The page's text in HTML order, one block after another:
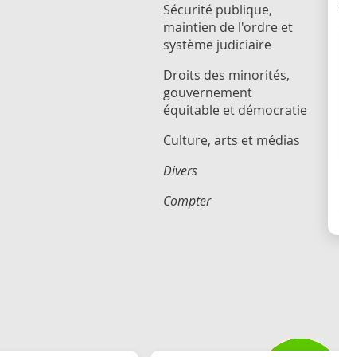
Sécurité publique,
maintien de l'ordre et
système judiciaire
Droits des minorités,
gouvernement
équitable et démocratie
Culture, arts et médias
Divers
Compter